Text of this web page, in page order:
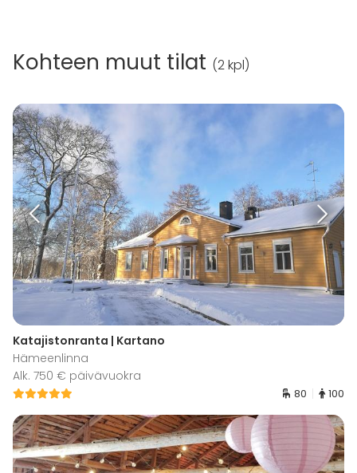
Kohteen muut tilat (2 kpl)
Katajistonranta | Kartano
Hämeenlinna
Alk. 750 € päivävuokra
80 100